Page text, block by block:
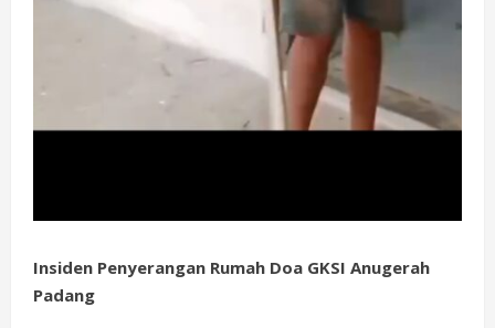
Insiden Penyerangan Rumah Doa GKSI Anugerah
Padang